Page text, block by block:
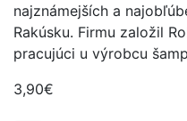
najznámejších a
Rakúsku. Firmu založil
pracujúci u výrobcu
3,90€